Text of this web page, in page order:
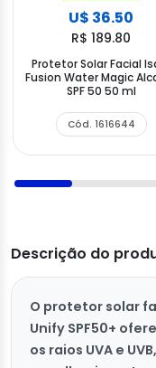
U$ 36.50
R$ 189.80
Protetor Solar Facial
Fusion Water Magic
SPF 50 50 ml
Cód. 1616644
Descrição do
O protetor solar
Unify SPF50+
os raios UVA e